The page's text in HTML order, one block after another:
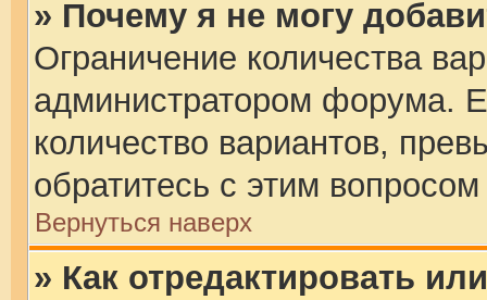
» Почему я не могу
Ограничение количества
администратором форума.
количество вариантов,
обратитесь с этим
Вернуться наверх
» Как отредактировать